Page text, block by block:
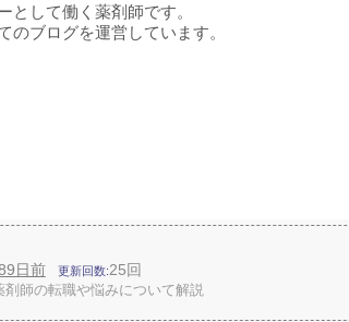
として働く薬剤師です。
ブログを運営しています。
日前 更新回数 25回
師の転職や悩みについて解説